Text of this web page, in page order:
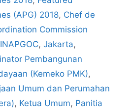
(APG) 2018, Chef de
Commission
INAPGOC, Jakarta,
Pembangunan
(Kemeko PMK),
Umum dan Perumahan
, Ketua Umum, Panitia